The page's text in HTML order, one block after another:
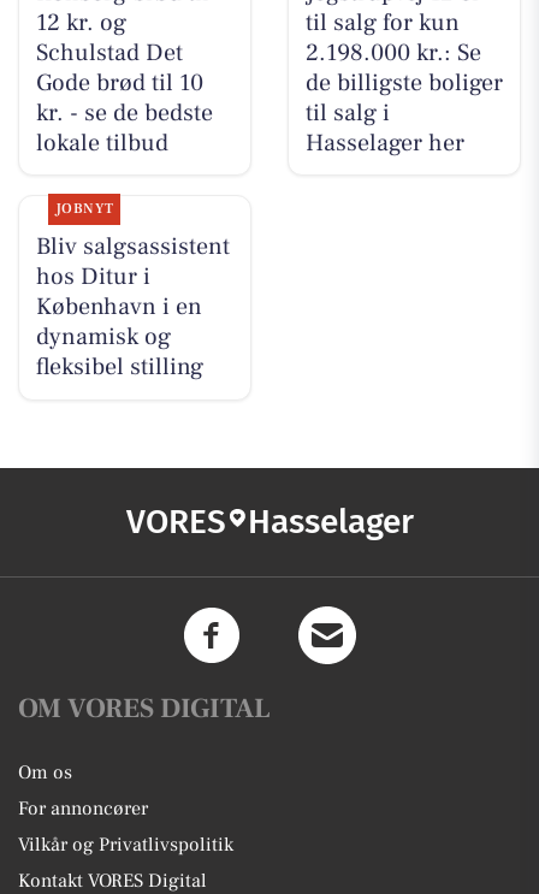
12 kr. og
Schulstad Det
Gode brød til 10
kr. - se de bedste
lokale tilbud
til salg for kun
2.198.000 kr.: Se
de billigste boliger
til salg i
Hasselager her
JOBNYT
Bliv salgsassistent
hos Ditur i
København i en
dynamisk og
fleksibel stilling
VORES Hasselager
OM VORES DIGITAL
Om os
For annoncører
Vilkår og Privatlivspolitik
Kontakt VORES Digital